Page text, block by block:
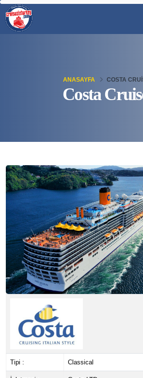
Costa
ANASAYFA COSTA
Tipi : Classical